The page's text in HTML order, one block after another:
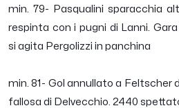
min. 79- Pasqualini sparacchia
respinta con i pugni di Lanni.
si agita Pergolizzi in panchina
min. 81- Gol annullato a Feltscher
fallosa di Delvecchio. 2440